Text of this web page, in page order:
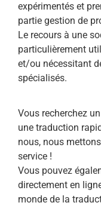
expérimentés et
partie gestion de
Le recours à une
particulièrement
et/ou nécessitant
spécialisés.
Vous recherchez
une traduction
nous, nous
service !
Vous pouvez
directement en
monde de la